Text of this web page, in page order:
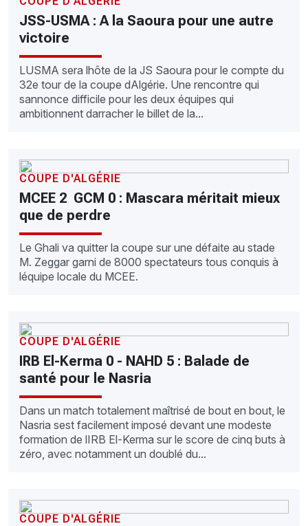
JSS-USMA : A la Saoura pour une autre
victoire
LUSMA sera lhôte de la JS Saoura pour le compte du
32e tour de la coupe dAlgérie. Une rencontre qui
sannonce difficile pour les deux équipes qui
ambitionnent darracher le billet de la...
COUPE D'ALGÉRIE
MCEE 2  GCM 0 : Mascara méritait mieux
que de perdre
Le Ghali va quitter la coupe sur une défaite au stade
M. Zeggar garni de 8000 spectateurs tous conquis à
léquipe locale du MCEE.
COUPE D'ALGÉRIE
IRB El-Kerma 0 - NAHD 5 : Balade de
santé pour le Nasria
Dans un match totalement maîtrisé de bout en bout, le
Nasria sest facilement imposé devant une modeste
formation de lIRB El-Kerma sur le score de cinq buts à
zéro, avec notamment un doublé du...
COUPE D'ALGÉRIE